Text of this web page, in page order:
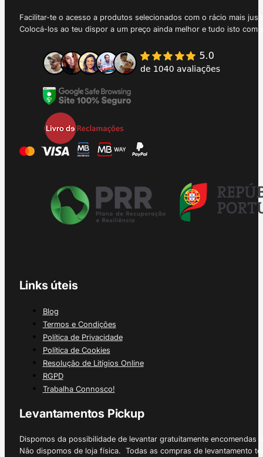
Facilitar-te o acesso a produtos selecionados com o rácio mais
Colocá-los ao teu dispor a um preço ainda melhor e tudo isto
Links úteis
Blog
Termos e Condições
Política de Privacidade
Política de Cookies
Resolução de Litígios Online
RGPD
Trabalha Connosco!
Levantamentos Pickup
Dispomos da possibilidade de levantar gratuitamente
Não dispomos de loja física. Todas as compras de levantamento